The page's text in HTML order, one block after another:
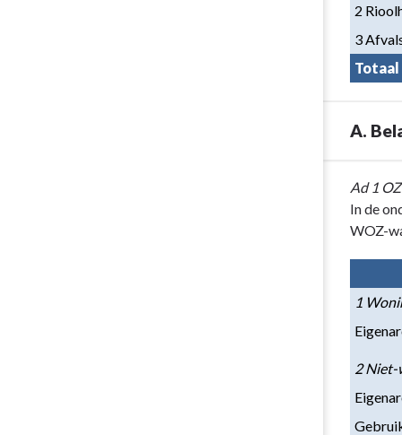
lastendruk
2
3
Totaal
A.
Terug
navigatie
heffingen
Belastingen
Ad 1
In de
WOZ-
1
2 Niet-